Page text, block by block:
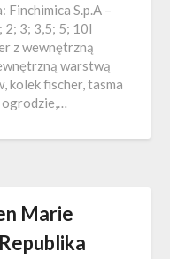
S.p.A –
2; 3; 3,5; 5; 10l
z wewnętrzną
warstwą
kolek fischer, tasma
ogrodzie,…
Marie